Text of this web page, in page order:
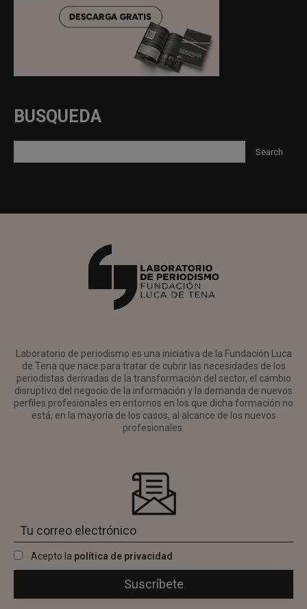
BUSQUEDA
Laboratorio de periodismo es una iniciativa de la Fundación Luca
de Tena que nace para tratar de cubrir las necesidades de los
periodistas derivadas de la transformación del sector, el cambio
disruptivo del negocio de la información y la demanda de nuevos
perfiles profesionales en entornos en los que dicha formación no
está, en la mayoría de los casos, al alcance de los nuevos
profesionales.
Acepto la política de privacidad